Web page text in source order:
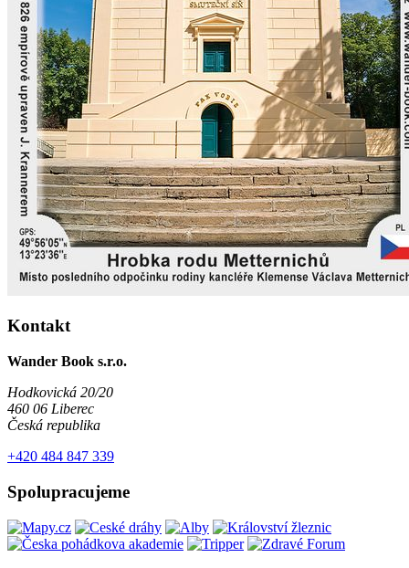
Kontakt
Wander Book s.r.o.
Hodkovická 20/20
460 06 Liberec
Česká republika
+420 484 847 339
Spolupracujeme